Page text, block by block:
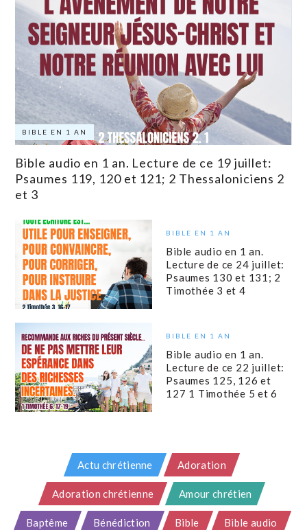
BIBLE EN 1 AN
Bible audio en 1 an. Lecture de ce 19 juillet:
Psaumes 119, 120 et 121; 2 Thessaloniciens 2
et 3
BIBLE EN 1 AN
Bible audio en 1 an.
Lecture de ce 24 juillet:
Psaumes 130 et 131; 2
Timothée 3 et 4
BIBLE EN 1 AN
Bible audio en 1 an.
Lecture de ce 22 juillet:
Psaumes 125, 126 et
127 1 Timothée 5 et 6
Actu chrétienne Adoration
Adoration chrétienne Amour chrétien
Baptême Bénédiction Bible Bible audio